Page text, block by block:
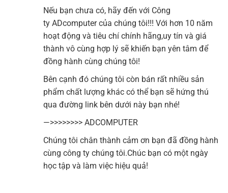
Nếu bạn chưa có, hãy đến với Công
ty ADcomputercủa chúng tôi!!! Với hơn 10 năm
hoạt động và tiêu chí chính hãng,uy tín và giá
thành vô cùng hợp lý sẽ khiến bạn yên tâm để
đồng hành cùng chúng tôi!
Bên cạnh đó chúng tôi còn bán rất nhiều sản
phẩm chất lượng khác có thể bạn sẽ hứng thú
qua đường link bên dưới này bạn nhé!
—>>>>>>>> ADCOMPUTER
Chúng tôi chân thành cảm ơn bạn đã đồng hành
cùng công ty chúng tôi.Chúc bạn có một ngày
học tập và làm việc hiệu quả!